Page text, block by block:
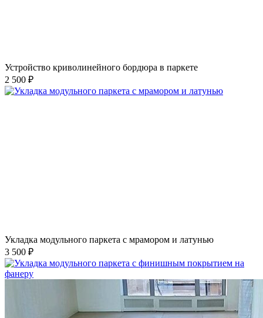
Устройство криволинейного бордюра в паркете
2 500 ₽
Укладка модульного паркета с мрамором и латунью
3 500 ₽